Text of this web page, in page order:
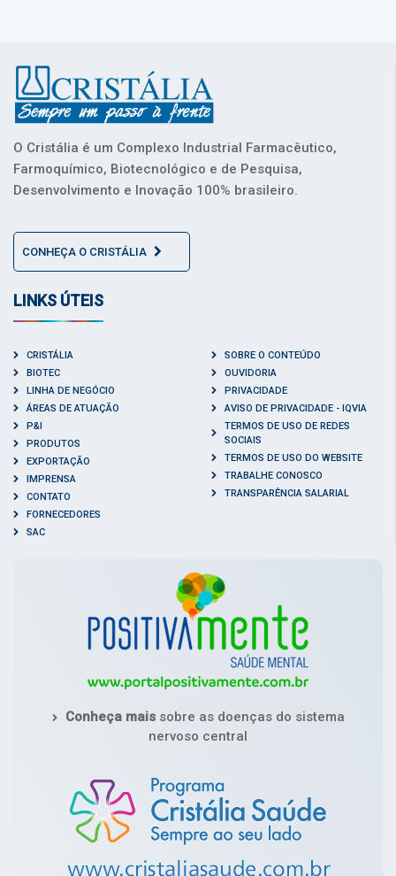
O Cristália é um Complexo Industrial Farmacêutico,
Farmoquímico, Biotecnológico e de Pesquisa,
Desenvolvimento e Inovação 100% brasileiro.
CONHEÇA O CRISTÁLIA
LINKS ÚTEIS
CRISTÁLIA
BIOTEC
LINHA DE NEGÓCIO
ÁREAS DE ATUAÇÃO
P&I
PRODUTOS
EXPORTAÇÃO
IMPRENSA
CONTATO
FORNECEDORES
SAC
SOBRE O CONTEÚDO
OUVIDORIA
PRIVACIDADE
AVISO DE PRIVACIDADE - IQVIA
TERMOS DE USO DE REDES
SOCIAIS
TERMOS DE USO DO WEBSITE
TRABALHE CONOSCO
TRANSPARÊNCIA SALARIAL
Conheça maissobre as doenças do sistema
nervoso central